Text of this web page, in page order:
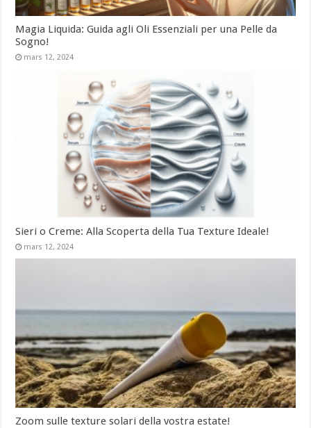
Magia Liquida: Guida agli Oli Essenziali per una Pelle da
Sogno!
mars 12, 2024
Sieri o Creme: Alla Scoperta della Tua Texture Ideale!
mars 12, 2024
Zoom sulle texture solari della vostra estate!